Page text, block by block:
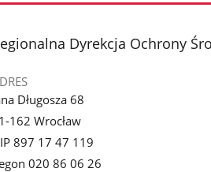
Dyrekcja Ochrony
Długosza 68
162 Wrocław
897 17 47 119
020 86 06 26